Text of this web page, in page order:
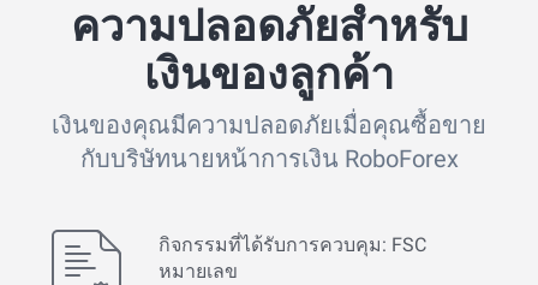
ความปลอดภัยสำหรับ
เงินของลูกค้า
เงินของคุณมีความปลอดภัยเมื่อคุณซื้อขาย
กับบริษัทนายหน้าการเงิน RoboForex
กิจกรรมที่ได้รับการควบคุม: FSC
หมายเลข